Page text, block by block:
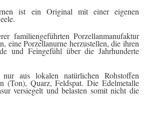
ist ein Original mit einer eigenen
familiengeführten Porzellanmanufaktur
eine Porzellanurne herzustellen, die ihren
und Feingefühl über die Jahrhunderte
aus lokalen natürlichen Rohstoffen
(Ton), Quarz, Feldspat. Die Edelmetalle
versiegelt und belasten somit nicht die